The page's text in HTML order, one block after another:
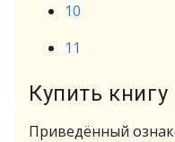
10
11
Купить книгу
Приведённый